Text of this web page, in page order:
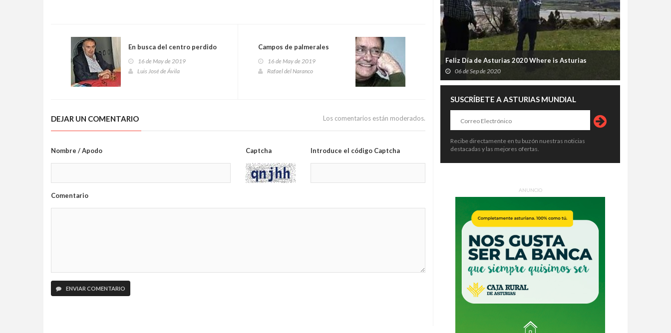
En busca del centro perdido
16 de May de 2019
Luis José de Ávila
Campos de palmerales
16 de May de 2019
Rafael del Naranco
DEJAR UN COMENTARIO Los comentarios están moderados.
Nombre / Apodo Captcha Introduce el código Captcha
Comentario
ENVIAR COMENTARIO
Feliz Día de Asturias 2020 Where is Asturias
06 de Sep de 2020
SUSCRÍBETE A ASTURIAS MUNDIAL
Recibe directamente en tu buzón nuestras noticias
destacadas y las mejores ofertas.
ANUNCIO